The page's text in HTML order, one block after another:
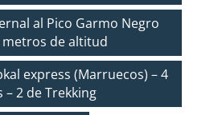
al Pico Garmo Negro
metros de altitud
express (Marruecos) – 4
– 2 de Trekking